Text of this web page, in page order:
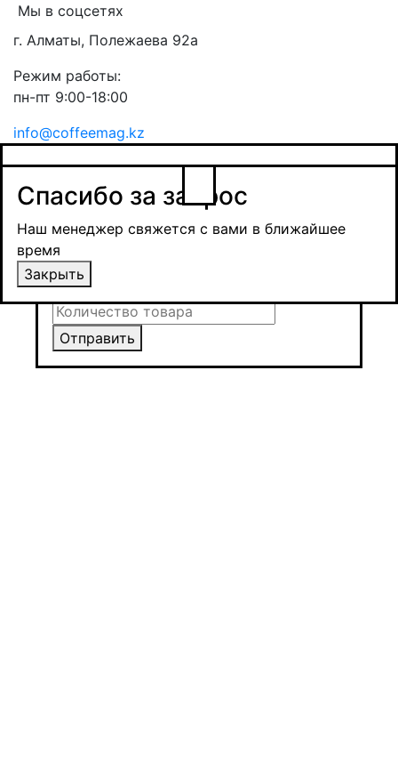
Мы в соцсетях
г. Алматы, Полежаева 92а
Режим работы:
пн-пт 9:00-18:00
info@coffeemag.kz
Заказ товара
Уведомить о поступлении
Спасибо за заявку
Наш менеджер свяжется с вами в ближайшее
время и обсудит сроки поставки и условия
оплаты
Закрыть
Получить оптовую цену
Отправить
Спасибо за запрос
Наш менеджер свяжется с вами в ближайшее
время
Закрыть